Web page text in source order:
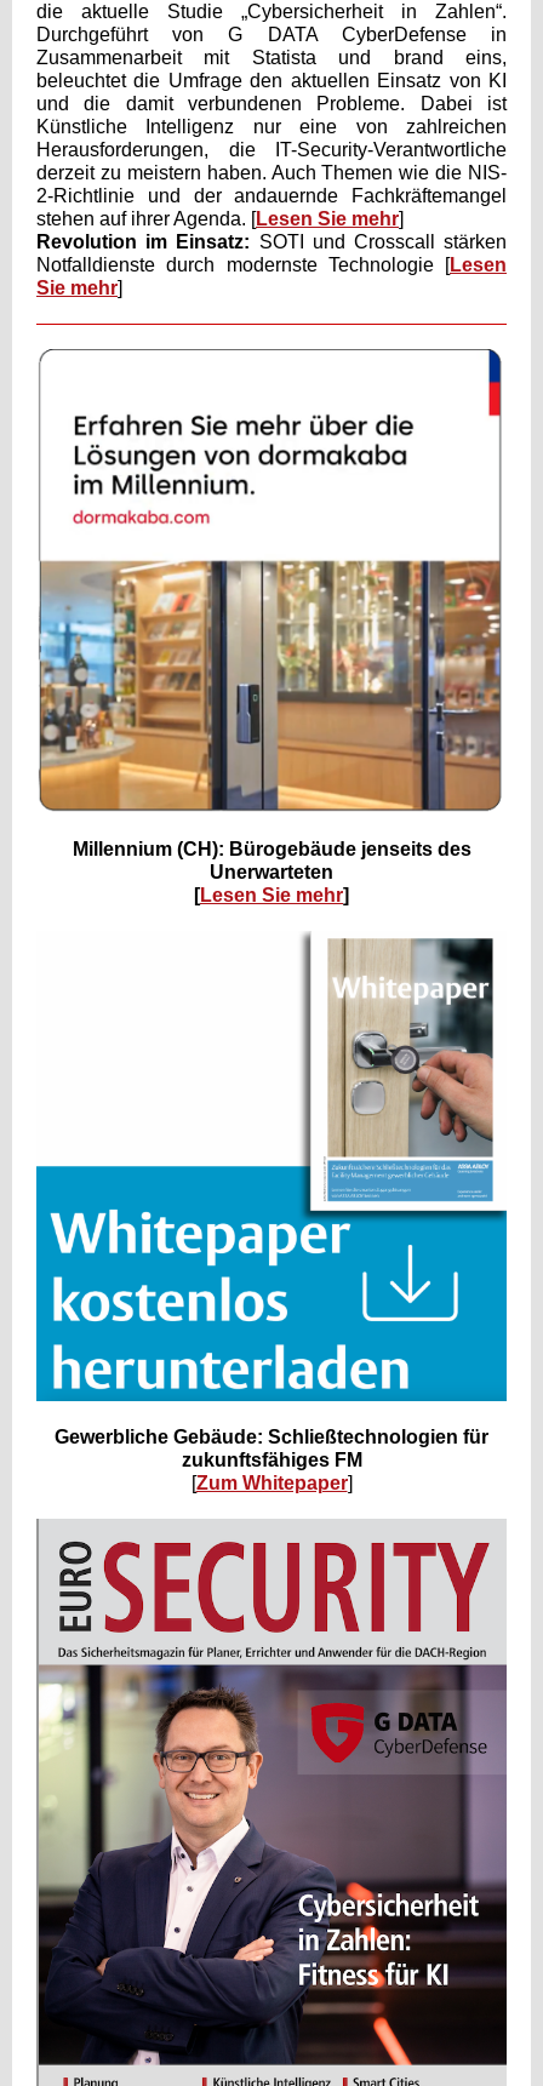
die aktuelle Studie „Cybersicherheit in Zahlen“.
Durchgeführt von G DATA CyberDefense in
Zusammenarbeit mit Statista und brand eins,
beleuchtet die Umfrage den aktuellen Einsatz von KI
und die damit verbundenen Probleme. Dabei ist
Künstliche Intelligenz nur eine von zahlreichen
Herausforderungen, die IT-Security-Verantwortliche
derzeit zu meistern haben. Auch Themen wie die NIS-
2-Richtlinie und der andauernde Fachkräftemangel
stehen auf ihrer Agenda. [Lesen Sie mehr]
Revolution im Einsatz: SOTI und Crosscall stärken
Notfalldienste durch modernste Technologie [Lesen
Sie mehr]
Millennium (CH): Bürogebäude jenseits des
Unerwarteten
[Lesen Sie mehr]
Gewerbliche Gebäude: Schließtechnologien für
zukunftsfähiges FM
[Zum Whitepaper]